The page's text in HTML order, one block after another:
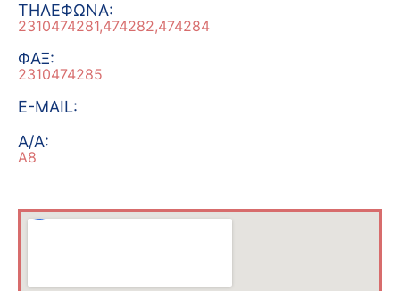
ΤΗΛEΦΩΝΑ:
2310474281,474282,474284
ΦΑΞ:
2310474285
E-MAIL:
A/A:
A8